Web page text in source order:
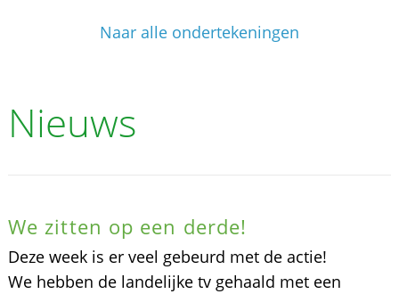
Naar alle ondertekeningen
Nieuws
We zitten op een derde!
Deze week is er veel gebeurd met de actie!
We hebben de landelijke tv gehaald met een